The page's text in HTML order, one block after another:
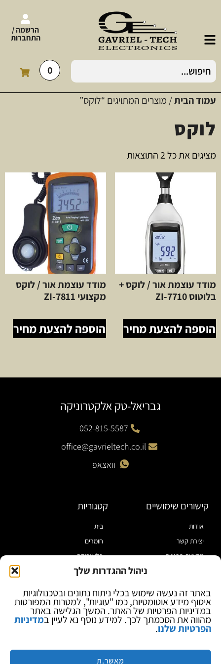
ניהול ההגדרות שלך
באתר זה נעשה שימוש בכלי ניתוח נתונים ובטכנולוגיות
איסוף מידע אוטומטיות, כמו "עוגיות", למטרות המפורטות
במדיניות הפרטיות של האתר. המשך הגלישה באתר
מהווה את הסכמתך לכך. למידע נוסף נא לעיין במדיניות
הפרטיות שלנו.
מאשר.ת
הרשמה /
התחברות
0
עמוד הבית/ מוצרים המתויגים “לוקס”
לוקס
מציגים את כל ⁦2⁩ התוצאות
מודד עוצמת אור / לוקס +
בלוטוס ZI-7710
הוספה להצעת מחיר
מודד עוצמת אור / לוקס
מקצועי ZI-7811
הוספה להצעת מחיר
גבריאל-טק אלקטרוניקה
052-815-5587
office@gavrieltech.co.il
וואצאפ
קישורים שימושיים
אודות
יצירת קשר
מדיניות פרטיות
בלוג
קטגוריות
בית
חומרים
כלי עבודה
מוצרי הלחמה
ספקי כח ומודדים
ציוד אופטי להגדלה
מותגים